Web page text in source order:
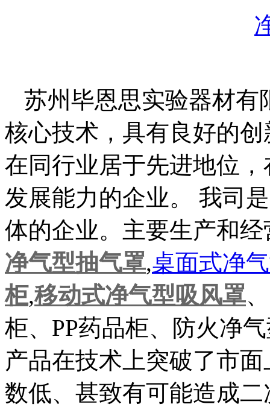
苏州毕恩思实验器材有
核心技术，具有良好的
在同行业居于先进地位
发展能力的企业。 我司
体的企业。主要生产和经
净气型抽气罩,桌面式净
柜,移动式净气型吸风罩
柜、PP药品柜、防火净
产品在技术上突破了市
数低、甚致有可能造成